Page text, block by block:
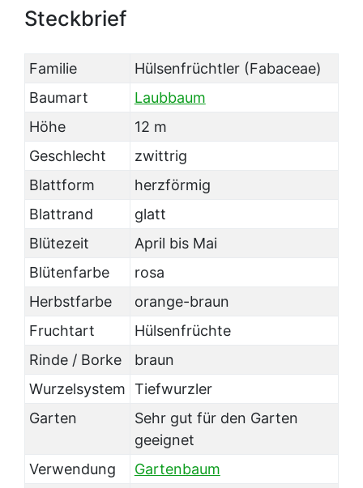
Steckbrief
Familie
Hülsenfrüchtler (Fabaceae)
Baumart
Laubbaum
Höhe
12 m
Geschlecht
zwittrig
Blattform
herzförmig
Blattrand
glatt
Blütezeit
April bis Mai
Blütenfarbe
rosa
Herbstfarbe
orange-braun
Fruchtart
Hülsenfrüchte
Rinde / Borke
braun
Wurzelsystem Tiefwurzler
Garten
Sehr gut für den Garten
geeignet
Verwendung
Gartenbaum